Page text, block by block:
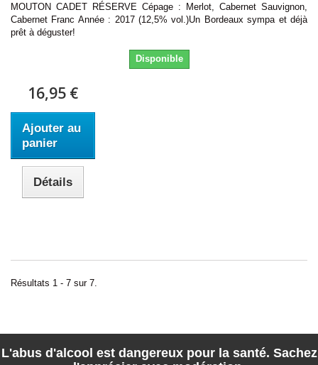
MOUTON CADET RÉSERVE Cépage : Merlot, Cabernet Sauvignon,
Cabernet Franc Année : 2017 (12,5% vol.)Un Bordeaux sympa et déjà
prêt à déguster!
Disponible
16,95 €
Ajouter au
panier
Détails
Résultats 1 - 7 sur 7.
L'abus d'alcool est dangereux pour la santé. Sachez